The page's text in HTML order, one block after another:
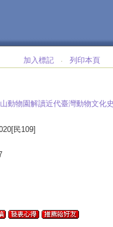
加入標記 ‧
列印本頁
動物園解讀近代臺灣動物文化史
民109]